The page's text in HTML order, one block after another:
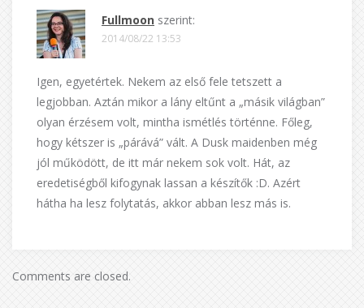
Fullmoon szerint:
2014/08/22 13:53
Igen, egyetértek. Nekem az első fele tetszett a
legjobban. Aztán mikor a lány eltűnt a „másik világban”
olyan érzésem volt, mintha ismétlés történne. Főleg,
hogy kétszer is „párává” vált. A Dusk maidenben még
jól működött, de itt már nekem sok volt. Hát, az
eredetiségből kifogynak lassan a készítők :D. Azért
hátha ha lesz folytatás, akkor abban lesz más is.
Comments are closed.